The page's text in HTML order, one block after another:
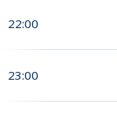
22:00
23:00